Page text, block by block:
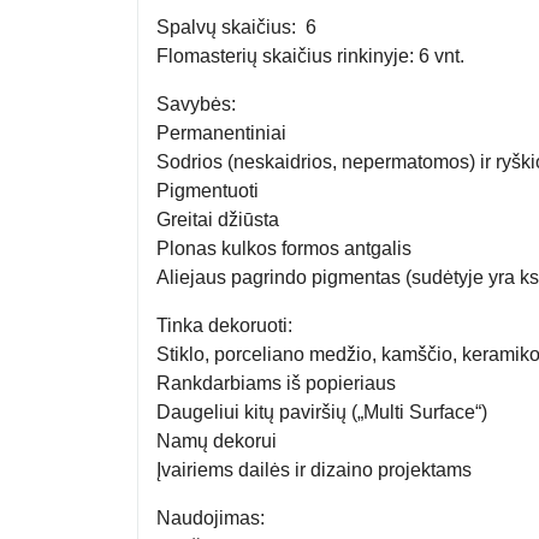
Spalvų skaičius: 6
Flomasterių skaičius rinkinyje: 6 vnt.
Savybės:
Permanentiniai
Sodrios (neskaidrios, nepermatomos) ir
Pigmentuoti
Greitai džiūsta
Plonas kulkos formos antgalis
Aliejaus pagrindo pigmentas (sudėtyje yra
Tinka dekoruoti:
Stiklo, porceliano medžio, kamščio,
Rankdarbiams iš popieriaus
Daugeliui kitų paviršių („Multi Surface“)
Namų dekorui
Įvairiems dailės ir dizaino projektams
Naudojimas: